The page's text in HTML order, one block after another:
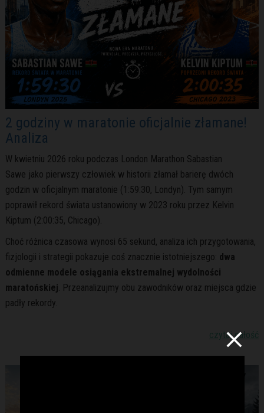
2 godziny w maratonie oficjalnie złamane!
Analiza
W kwietniu 2026 roku podczas London Marathon Sabastian
Sawe jako pierwszy człowiek w historii złamał barierę dwóch
godzin w oficjalnym maratonie (1:59:30, Londyn). Tym samym
poprawił rekord świata ustanowiony w 2023 roku przez Kelvin
Kiptum (2:00:35, Chicago).
Choć różnica czasowa wynosi 65 sekund, analiza ich przygotowania,
fizjologii i strategii pokazuje coś znacznie istotniejszego: dwa
odmienne modele osiągania ekstremalnej wydolności
maratońskiej. Przeanalizujmy obu zawodników oraz miejsca gdzie
padły rekordy.
czytaj całość